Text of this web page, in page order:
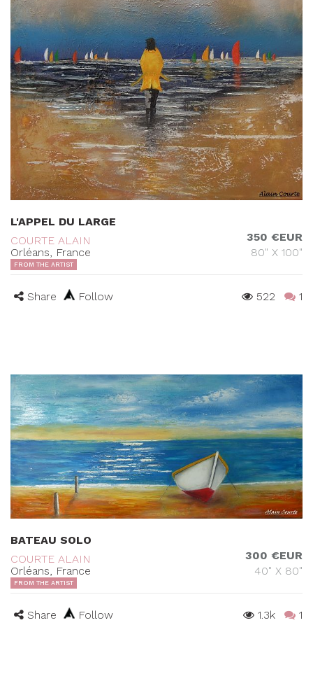
L'APPEL DU LARGE
COURTE ALAIN
Orléans, France
350 €EUR
80" X 100"
FROM THE ARTIST
Share Follow 522 1
BATEAU SOLO
COURTE ALAIN
Orléans, France
300 €EUR
40" X 80"
FROM THE ARTIST
Share Follow 1.3k 1